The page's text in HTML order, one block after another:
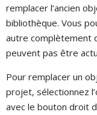
remplacer l’ancien
bibliothèque. Vous
autre complètement
peuvent pas être
Pour remplacer un
projet, sélectionnez
avec le bouton droit